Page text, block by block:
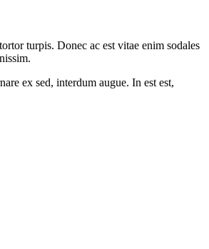
turpis. Donec ac est vitae enim sodales
ex sed, interdum augue. In est est,